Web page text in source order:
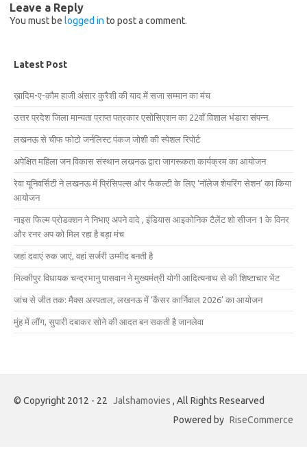
Leave a Reply
You must be logged in to post a comment.
Latest Post
ख़ादिम-ए-क़ौम हाजी अंसार कुरैशी की याद में सजा सम्मान का मंच
उत्तर प्रदेश जिला मान्यता प्राप्त पत्रकार एसोसिएशन का 22वाँ विशाल भंडारा संपन्न.
लखनऊ से चीफ फोटो जर्नलिस्ट पंकज जोशी की स्पेशल रिपोर्ट
अपेक्षित महिला जन विकास संस्थान लखनऊ द्वारा जागरूकता कार्यक्रम का आयोजन
रेवा यूनिवर्सिटी ने लखनऊ में प्रिंसिपल्स और फैकल्टी के लिए ‘नॉलेज शेयरिंग सेशन’ का किया
आयोजन
नाइस फिल्म प्रोडक्शन ने निभाए अपने वादे , इंडियास आइकोनिक टैलेंट शो सीजन 1 के विनर
और रनर अप को मिल रहा है बड़ा मंच
जहां दवाएं रुक जाएं, वहां सर्जरी उम्मीद बनती है
मिल्कीपुर विधायक चन्द्रभानु पासवान ने मुख्यमंत्री योगी आदित्यनाथ से की शिष्टाचार भेंट
जांच से जीत तक: मैक्स अस्पताल, लखनऊ में ‘कैंसर कार्निवाल 2026’ का आयोजन
मुंह में लौंग, सुपारी दबाकर सोने की आदत बन सकती है जानलेवा
© Copyright 2012 - 22 Jalshamovies , All Rights Researved
Powered by RiseCommerce